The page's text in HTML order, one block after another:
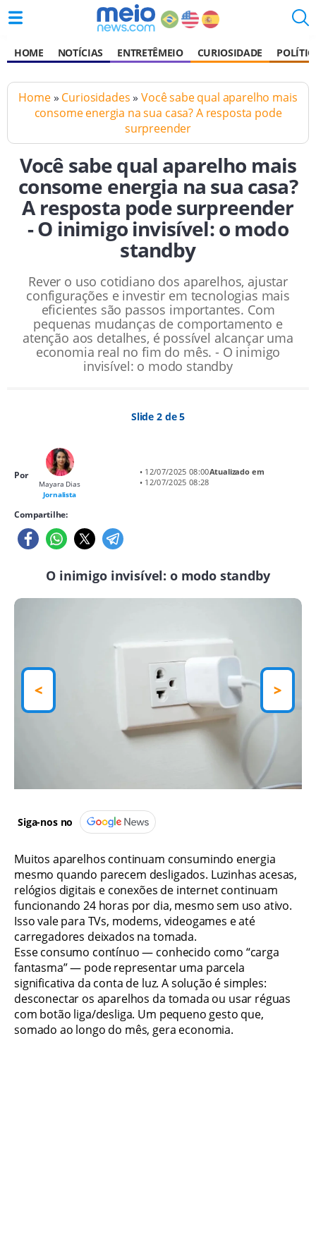
HOME NOTÍCIAS ENTRETÊMEIO CURIOSIDADE
Home» Curiosidades» Você sabe qual aparelho mais
consome energia na sua casa? A resposta pode
surpreender
Você sabe qual aparelho mais
consome energia na sua casa?
A resposta pode surpreender
- O inimigo invisível: o modo
standby
Rever o uso cotidiano dos aparelhos, ajustar
configurações e investir em tecnologias mais
eficientes são passos importantes. Com
pequenas mudanças de comportamento e
atenção aos detalhes, é possível alcançar uma
economia real no fim do mês. - O inimigo
invisível: o modo standby
Slide 2 de 5
Por
Mayara Dias
Jornalista
• 12/07/2025 08:00Atualizado em
• 12/07/2025 08:28
Compartilhe:
O inimigo invisível: o modo standby
< >
Siga-nos no
Muitos aparelhos continuam consumindo energia
mesmo quando parecem desligados. Luzinhas acesas,
relógios digitais e conexões de internet continuam
funcionando 24 horas por dia, mesmo sem uso ativo.
Isso vale para TVs, modems, videogames e até
carregadores deixados na tomada.
Esse consumo contínuo — conhecido como “carga
fantasma” — pode representar uma parcela
significativa da conta de luz. A solução é simples:
desconectar os aparelhos da tomada ou usar réguas
com botão liga/desliga. Um pequeno gesto que,
somado ao longo do mês, gera economia.